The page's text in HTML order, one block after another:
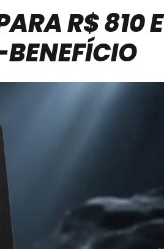
R$ 810 E
BENEFÍCIO